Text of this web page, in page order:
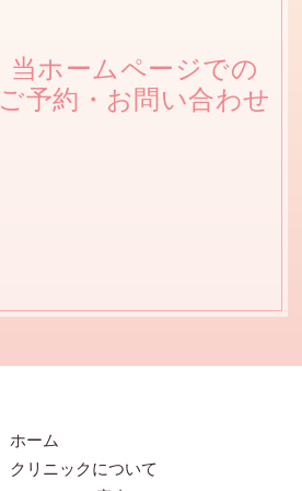
当ホームページでの
ご予約・お問い合わせ
ホーム
クリニックについて